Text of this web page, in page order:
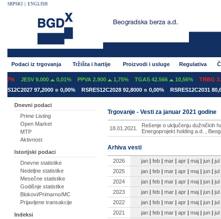
SRPSKI ENGLISH
Podaci iz trgovanja Tržišta i hartije Proizvodi i usluge Regulativa
JESV 9.000 0,01% PPVA 2.900 1,75% TGAS 42.566 10,56%
TRBG
97,2000
0,00% RSRES12C2028 92,8000 0,00% RSRES12C2031
Dnevni podaci
Prime Listing
Open Market
MTP
Aktivnost
Istorijski podaci
Dnevne statistike
Nedeljne statistike
Mesečne statistike
Godišnje statistike
Blokovi/Primarno/MC
Prijavljene transakcije
Indeksi
Trgovanje - Vesti za januar 2021 godine
18.01.2021.
Rešenje o uključenju dužničkih
Energoprojekt holding a.d. ,
Arhiva vesti
2026 jan | feb | mar | apr | maj | jun | jul
2025
jan | feb | mar | apr | maj | jun | jul
2024
jan | feb | mar | apr | maj | jun | jul
2023
jan | feb | mar | apr | maj | jun | jul
2022
jan | feb | mar | apr | maj | jun | jul
2021
jan | feb | mar | apr | maj | jun | jul